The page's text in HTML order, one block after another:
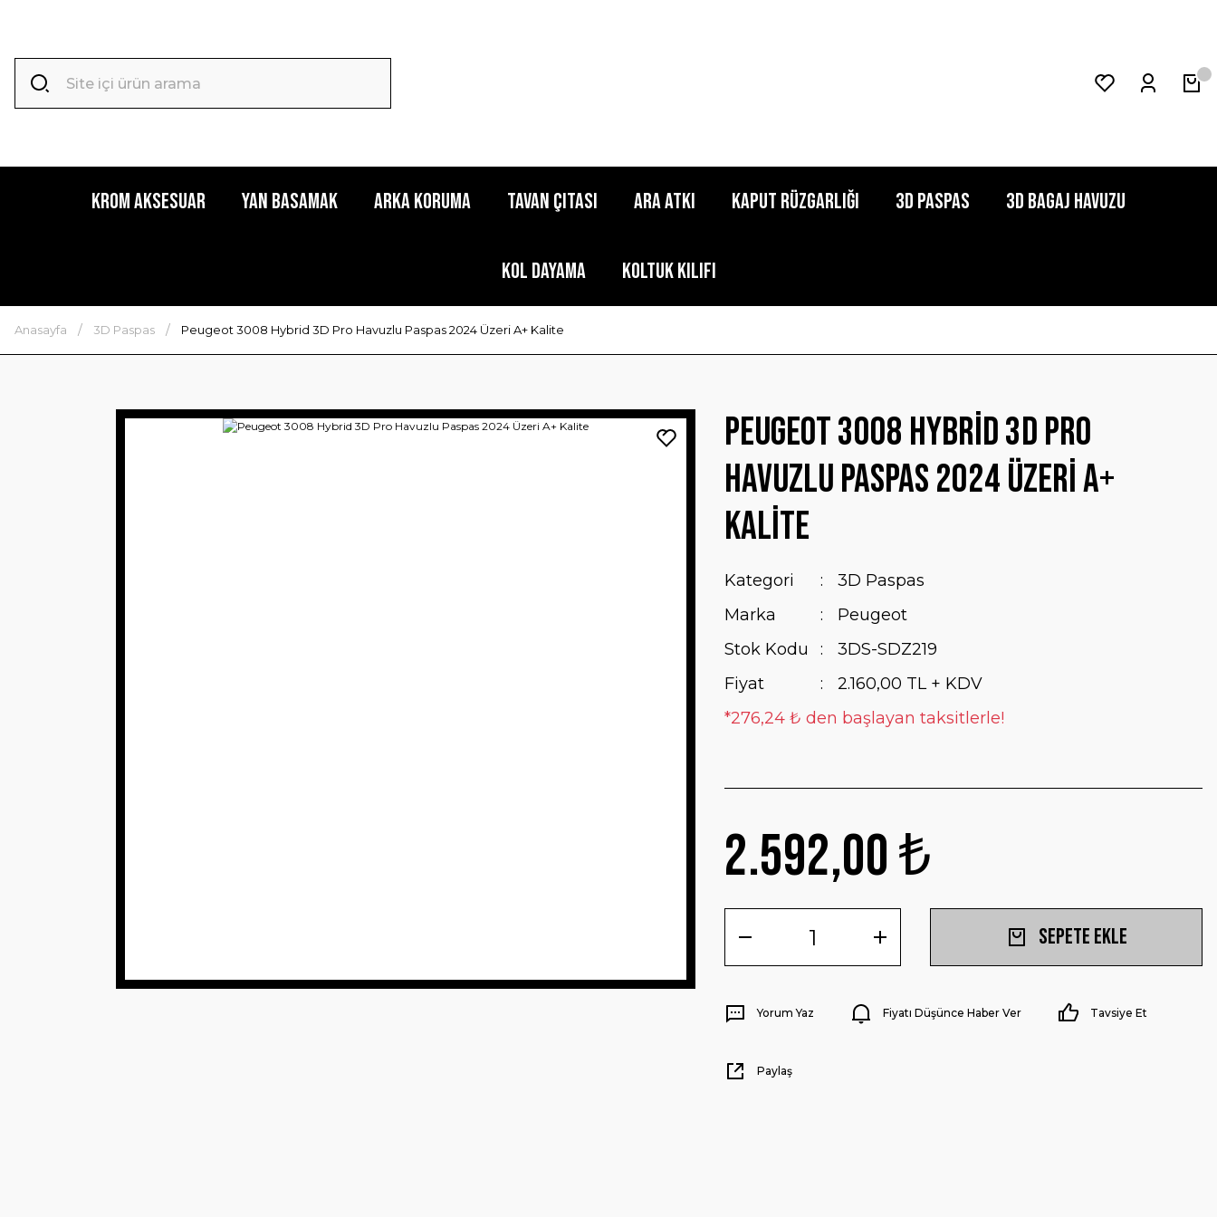
Krom Aksesuar Yan Basamak Arka Koruma Tavan Çıtası Ara Atkı Kaput Rüzgarlığı 3D Paspas 3D Bagaj Havuzu
Kol Dayama Koltuk Kılıfı
Anasayfa 3D Paspas Peugeot 3008 Hybrid 3D Pro Havuzlu Paspas 2024 Üzeri A+ Kalite
Peugeot 3008 Hybrid 3D Pro
Havuzlu Paspas 2024 Üzeri A+
Kalite
Kategori
3D Paspas
Marka
Peugeot
Stok Kodu
3DS-SDZ219
Fiyat
2.160,00 TL + KDV
*276,24 ₺ den başlayan taksitlerle!
2.592,00 ₺
Sepete Ekle
Yorum Yaz Fiyatı Düşünce Haber Ver Tavsiye Et
Paylaş